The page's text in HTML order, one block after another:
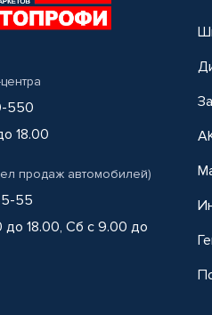
550
18.00
продаж автомобилей)
55
18.00, Сб с 9.00 до